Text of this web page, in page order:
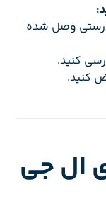
وصل شده
کنید.
کنید.